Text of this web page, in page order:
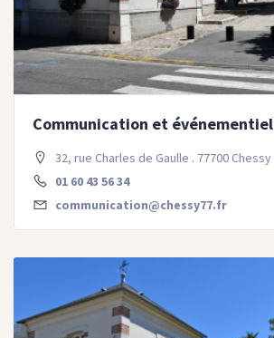
Communication et événementiel
32, rue Charles de Gaulle . 77700 Chessy
01 60 43 56 34
communication@chessy77.fr